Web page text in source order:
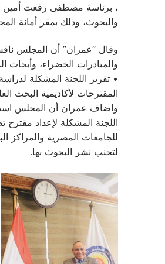
، برئاسة مصطفى رفعت أمين
والبحوث، وذلك بمقر أمانة
وقال “عمران” أن المجلس ناقش
والمبادرات الخضراء، وأبحاث
• تقرير اللجنة المشكلة
المقترحات لأكاديمية البحث
واضاف عمران أن المجلس
للجامعات المصرية والمراكز
لتجنب نشر البحوث بها.